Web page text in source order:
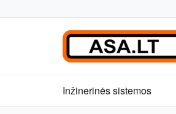
Inžinerinės sistemos